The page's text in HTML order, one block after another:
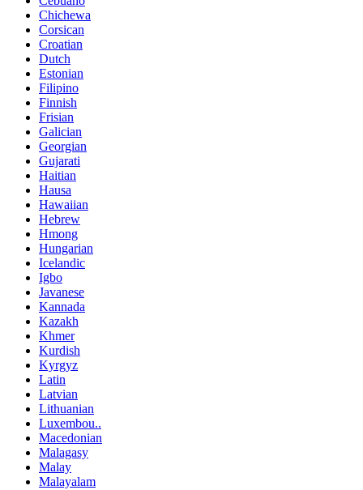
Chichewa
Corsican
Croatian
Dutch
Estonian
Filipino
Finnish
Frisian
Galician
Georgian
Gujarati
Haitian
Hausa
Hawaiian
Hebrew
Hmong
Hungarian
Icelandic
Igbo
Javanese
Kannada
Kazakh
Khmer
Kurdish
Kyrgyz
Latin
Latvian
Lithuanian
Luxembou..
Macedonian
Malagasy
Malay
Malayalam